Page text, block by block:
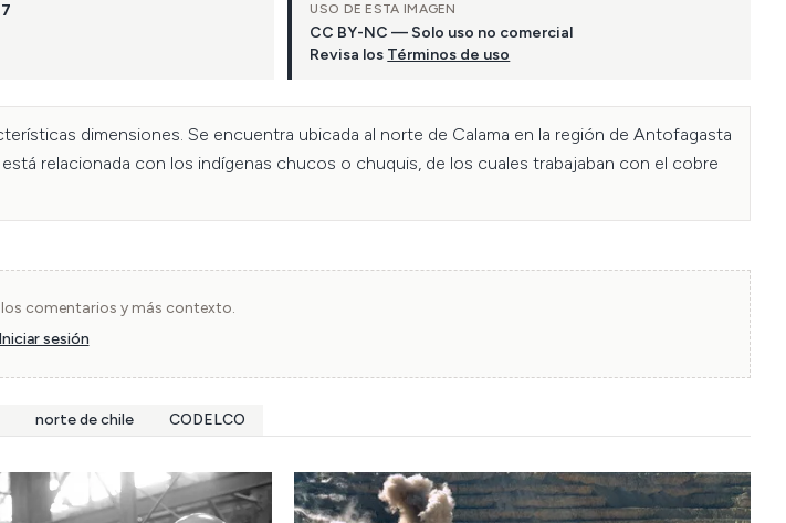
USO DE ESTA IMAGEN
CC BY-NC — Solo uso no comercial
Revisa los Términos de uso
dimensiones. Se encuentra ubicada al norte de Calama en la región de Antofagasta
relacionada con los indígenas chucos o chuquis, de los cuales trabajaban con el cobre
los comentarios y más contexto.
Iniciar sesión
norte de chile CODELCO